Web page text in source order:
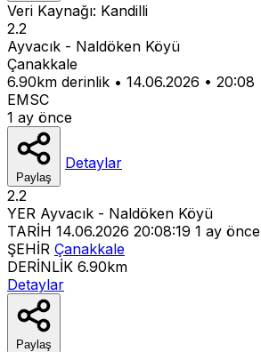
Veri Kaynağı: Kandilli
2.2
Ayvacık - Naldöken Köyü
Çanakkale
6.90km derinlik • 14.06.2026 • 20:08
EMSC
1 ay önce
Paylaş
Detaylar
2.2
YER Ayvacık - Naldöken Köyü
TARİH 14.06.2026 20:08:19 1 ay önce
ŞEHİR Çanakkale
DERİNLİK 6.90km
Detaylar
Paylaş